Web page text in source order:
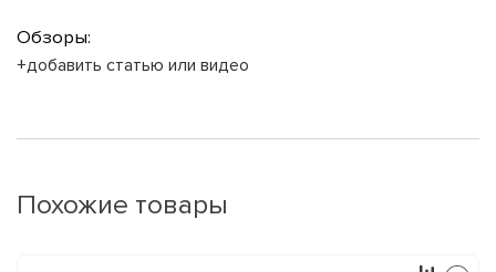
Обзоры:
+добавить статью или видео
Похожие товары